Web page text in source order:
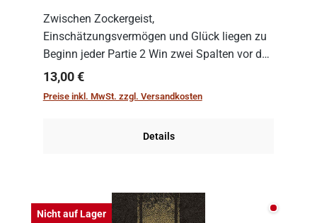
Zwischen Zockergeist,
Einschätzungsvermögen und Glück liegen zu
Beginn jeder Partie 2 Win zwei Spalten vor den
Spielenden aus, die es in die Höhe zu treiben
gilt. Doch das geht natürlich nur, solange man
Regulärer Preis:
13,00 €
Preise inkl. MwSt. zzgl. Versandkosten
Details
Nicht auf Lager Nicht